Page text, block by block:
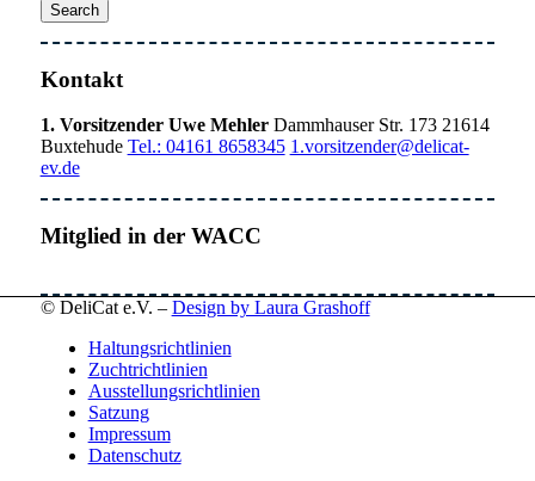
Kontakt
1. Vorsitzender Uwe MehlerDammhauser Str. 173 21614
Buxtehude Tel.: 04161 8658345 1.vorsitzender@delicat-
ev.de
Mitglied in der WACC
© DeliCat e.V. – Design by Laura Grashoff
Haltungsrichtlinien
Zuchtrichtlinien
Ausstellungsrichtlinien
Satzung
Impressum
Datenschutz